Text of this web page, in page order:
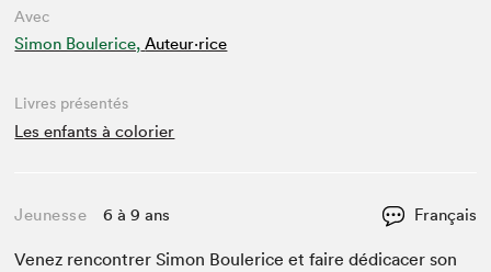
Avec
Simon Boulerice, Auteur·rice
Livres présentés
Les enfants à colorier
Jeunesse 6 à 9 ans Français
Venez ren­con­tr­er Simon Boulerice et faire dédi­cac­er son